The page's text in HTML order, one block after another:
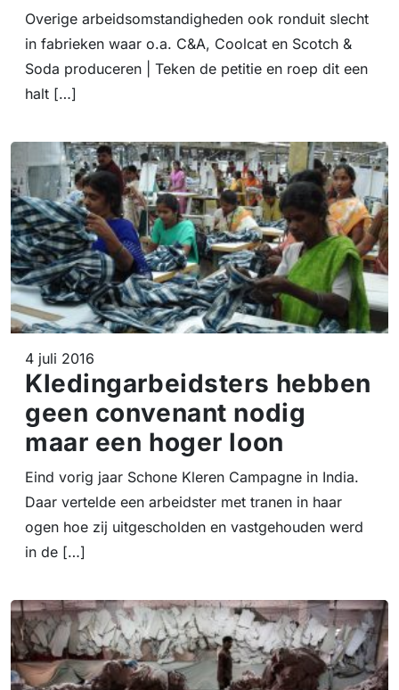
Overige arbeidsomstandigheden ook ronduit slecht
in fabrieken waar o.a. C&A, Coolcat en Scotch &
Soda produceren | Teken de petitie en roep dit een
halt […]
4 juli 2016
Kledingarbeidsters hebben
geen convenant nodig
maar een hoger loon
Eind vorig jaar Schone Kleren Campagne in India.
Daar vertelde een arbeidster met tranen in haar
ogen hoe zij uitgescholden en vastgehouden werd
in de […]